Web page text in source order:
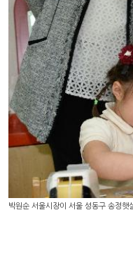
박원순 서울시장이 서울 성동구 송정